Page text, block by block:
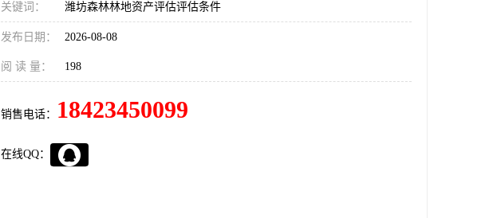
关键词： 潍坊森林林地资产评估评估条件
发布日期： 2026-08-08
阅 读 量： 198
销售电话： 18423450099
在线QQ：